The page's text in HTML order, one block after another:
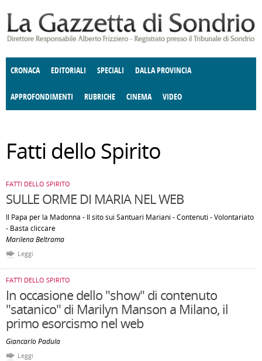
CRONACA EDITORIALI SPECIALI DALLA PROVINCIA
APPROFONDIMENTI
E SPETTACOLI POLITICA
RUBRICHE
DELLE IDEE FATTI DELLO SPIRITO CCCVA
CINEMA VIDEO
Fatti dello Spirito
FATTI DELLO SPIRITO
SULLE ORME DI MARIA NEL WEB
Il Papa per la Madonna - Il sito sui Santuari Mariani - Contenuti - Volontariato
- Basta cliccare
Marilena Beltrama
Leggi
FATTI DELLO SPIRITO
In occasione dello "show" di contenuto
"satanico" di Marilyn Manson a Milano, il
primo esorcismo nel web
Giancarlo Padula
Leggi